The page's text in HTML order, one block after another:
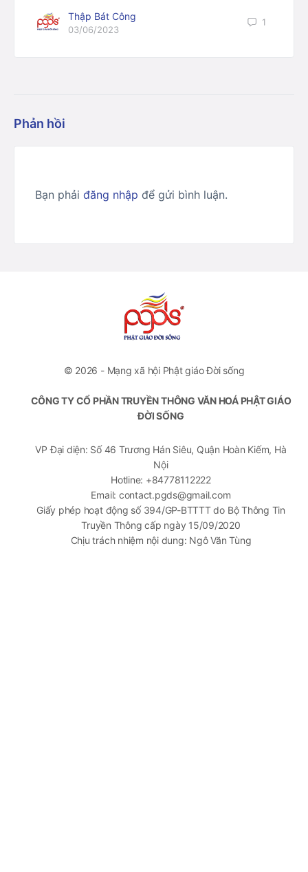
Thập Bát Công
03/06/2023
1
Phản hồi
Bạn phải đăng nhập để gửi bình luận.
© 2026 - Mạng xã hội Phật giáo Đời sống
CÔNG TY CỔ PHẦN TRUYỀN THÔNG VĂN HOÁ PHẬT GIÁO
ĐỜI SỐNG
VP Đại diện: Số 46 Trương Hán Siêu, Quận Hoàn Kiếm, Hà
Nội
Hotline: +84778112222
Email: contact.pgds@gmail.com
Giấy phép hoạt động số 394/GP-BTTTT do Bộ Thông Tin
Truyền Thông cấp ngày 15/09/2020
Chịu trách nhiệm nội dung: Ngô Văn Tùng